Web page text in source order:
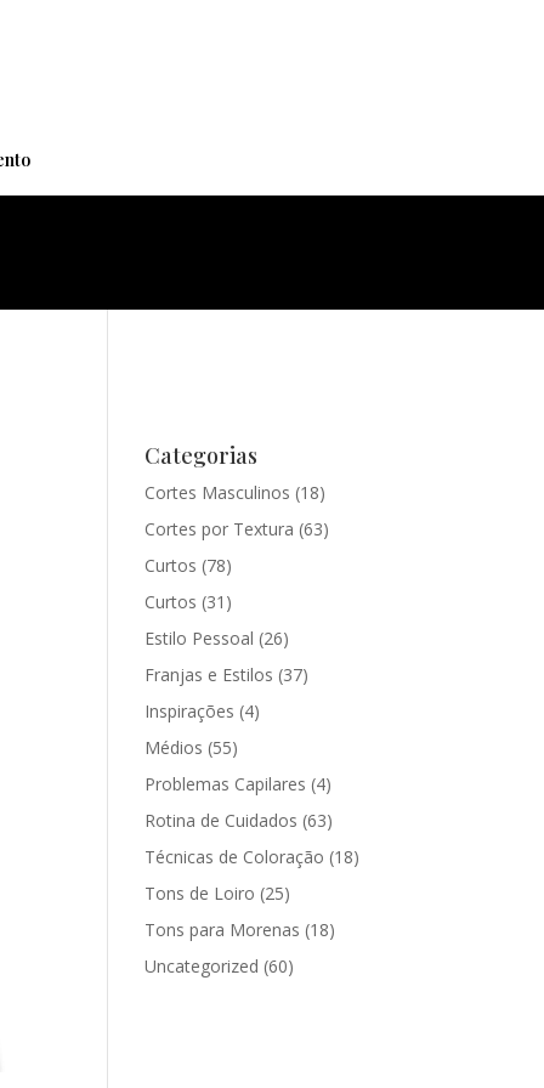
Categorias
Cortes Masculinos (18)
Cortes por Textura (63)
Curtos (78)
Curtos (31)
Estilo Pessoal (26)
Franjas e Estilos (37)
Inspirações (4)
Médios (55)
Problemas Capilares (4)
Rotina de Cuidados (63)
Técnicas de Coloração (18)
Tons de Loiro (25)
Tons para Morenas (18)
Uncategorized (60)